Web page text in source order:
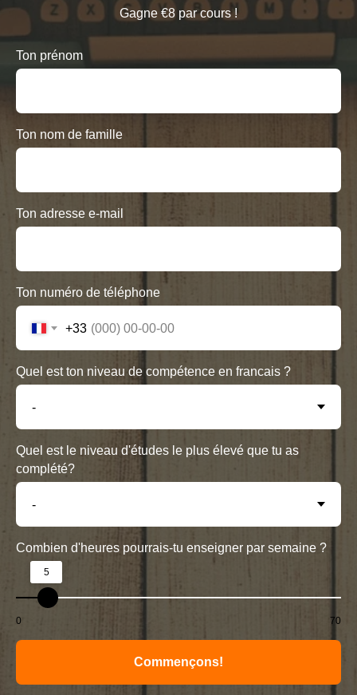
Gagne €8 par cours !
Ton prénom
Ton nom de famille
Ton adresse e-mail
Ton numéro de téléphone
+33
Quel est ton niveau de compétence en francais ?
Quel est le niveau d'études le plus élevé que tu as
complété?
Combien d'heures pourrais-tu enseigner par semaine ?
5
0 70
Commençons!